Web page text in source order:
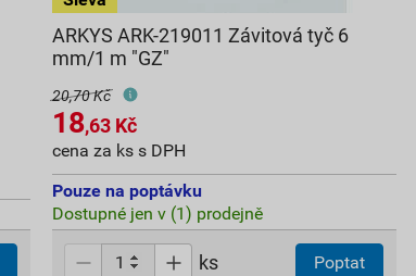
ARKYS ARK-219011 Závitová tyč 6
mm/1 m "GZ"
20,70 Kč
18,63Kč
cena za ks s DPH
Pouze na poptávku
Dostupné jen v (1) prodejně
ks Poptat